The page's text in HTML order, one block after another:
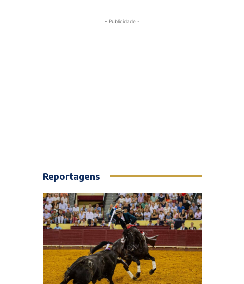
- Publicidade -
Reportagens